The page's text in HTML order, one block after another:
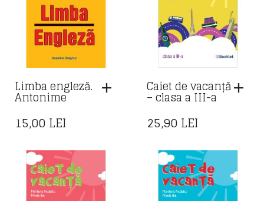
Limba engleză.
Antonime
15,00 LEI
Caiet de vacanță
– clasa a III-a
25,90 LEI